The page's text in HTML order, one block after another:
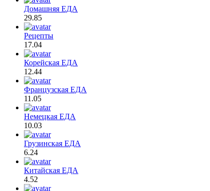
Домашняя ЕДА
29.85
Рецепты
17.04
Корейская ЕДА
12.44
Французская ЕДА
11.05
Немецкая ЕДА
10.03
Грузинская ЕДА
6.24
Китайская ЕДА
4.52